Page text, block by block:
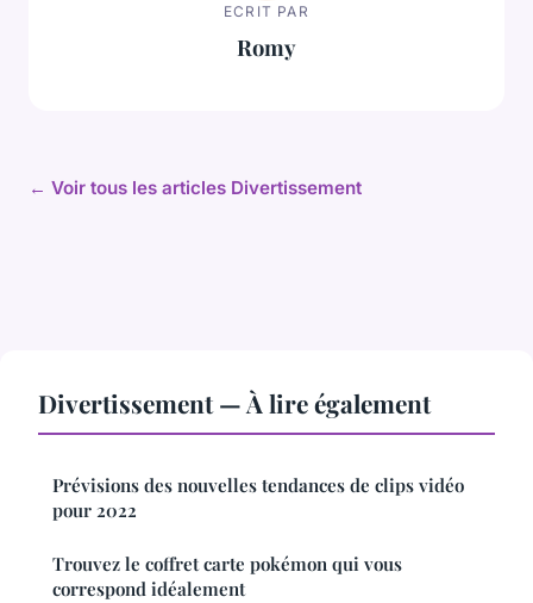
ECRIT PAR
Romy
← Voir tous les articles Divertissement
Divertissement — À lire également
Prévisions des nouvelles tendances de clips vidéo
pour 2022
Trouvez le coffret carte pokémon qui vous
correspond idéalement